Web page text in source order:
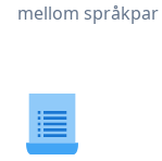
mellom